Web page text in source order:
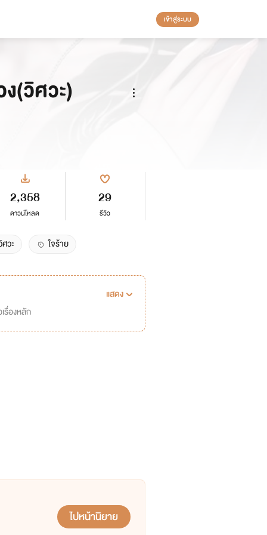
เข้าสู่ระบบ
(วิศวะ)
2,358
ดาวน์โหลด
29
รีวิว
วะ ใจร้าย
แสดง
รื่องหลัก
ไปหน้านิยาย